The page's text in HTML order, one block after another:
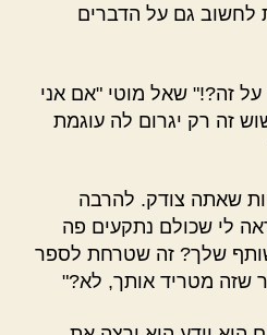
לחשוב גם על הדברים
זה?!" שאל מוטי "אם אני
זה רק יגרום לה עוגמת
שאתה צודק. להרבה
לי שכולם נתקעים פה
שלך? זה שטרחת לספר
שזה מטריד אותך, לא?"